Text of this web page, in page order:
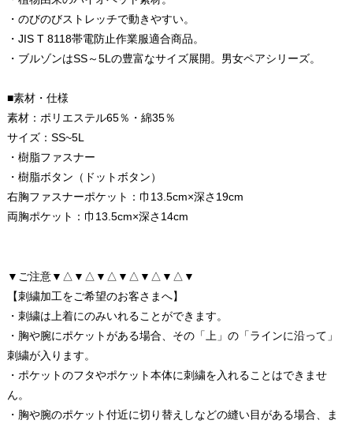
・のびのびストレッチで動きやすい。
・JIS T 8118帯電防止作業服適合商品。
・ブルゾンはSS～5Lの豊富なサイズ展開。男女ペアシリーズ。
■素材・仕様
素材：ポリエステル65％・綿35％
サイズ：SS~5L
・樹脂ファスナー
・樹脂ボタン（ドットボタン）
右胸ファスナーポケット：巾13.5cm×深さ19cm
両胸ポケット：巾13.5cm×深さ14cm
▼ご注意▼△▼△▼△▼△▼△▼△▼
【刺繍加工をご希望のお客さまへ】
・刺繍は上着にのみいれることができます。
・胸や腕にポケットがある場合、その「上」の「ラインに沿って」
刺繍が入ります。
・ポケットのフタやポケット本体に刺繍を入れることはできませ
ん。
・胸や腕のポケット付近に切り替えしなどの縫い目がある場合、ま